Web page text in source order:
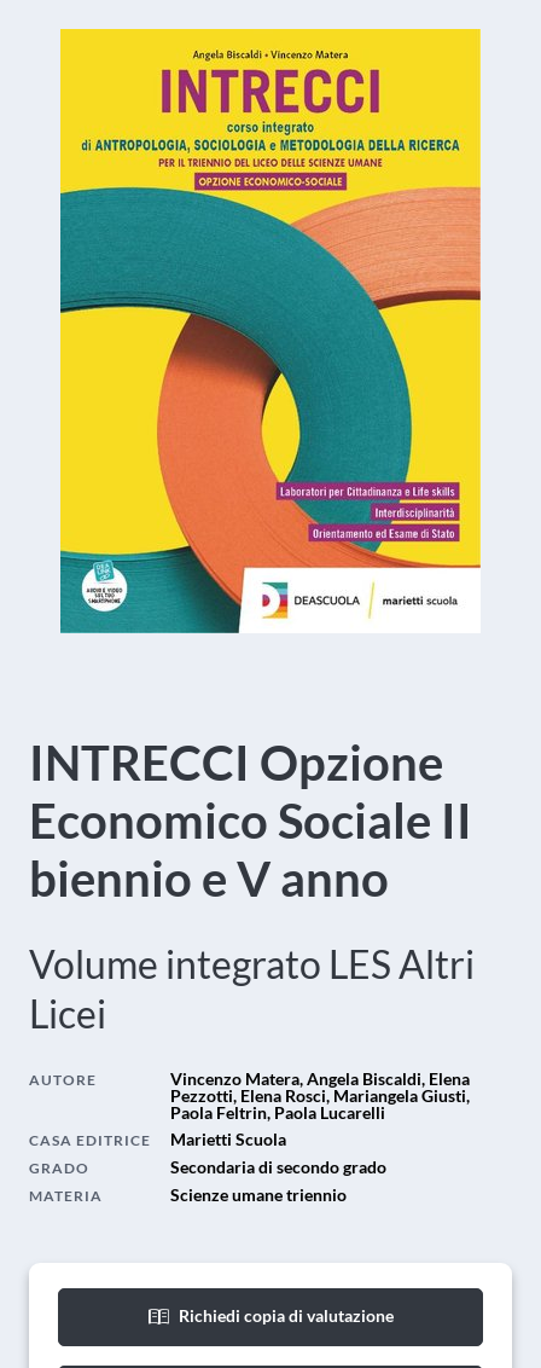
INTRECCI Opzione
Economico Sociale II
biennio e V anno
Volume integrato LESAltri
Licei
AUTORE
Vincenzo Matera, Angela Biscaldi, Elena
Pezzotti, Elena Rosci, Mariangela Giusti,
Paola Feltrin, Paola Lucarelli
CASA EDITRICE Marietti Scuola
GRADO Secondaria di secondo grado
MATERIA Scienze umane triennio
Richiedi copia di valutazione